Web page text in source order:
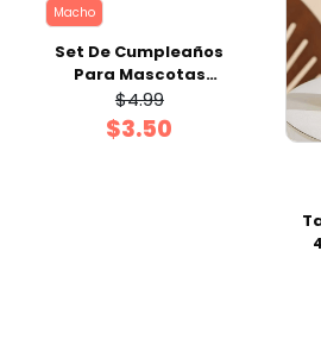
Macho
Set De Cumpleaños
Para Mascotas
Macho 2 pzas
$4.99
$3.50